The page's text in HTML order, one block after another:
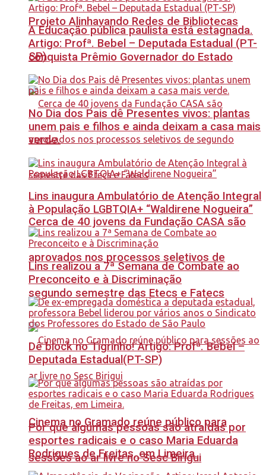
Projeto Alinhavando Redes de Bibliotecas
conquista Prêmio Governador do Estado
Cerca de 40 jovens da Fundação CASA são
aprovados nos processos seletivos de
segundo semestre das Etecs e Fatecs
Cinema no Gramado reúne público para
sessões ao ar livre no Sesc Birigui
A Educação pública paulista está estagnada.
Artigo: Profª. Bebel – Deputada Estadual (PT-
SP)
No Dia dos Pais dê Presentes vivos: plantas
unem pais e filhos e ainda deixam a casa mais
verde.
Lins inaugura Ambulatório de Atenção Integral
à População LGBTQIA+ “Waldirene Nogueira”
Lins realizou a 7ª Semana de Combate ao
Preconceito e à Discriminação
Dê block no Tigrinho! Artigo: Profª. Bebel –
Deputada Estadual(PT-SP)
Por que algumas pessoas são atraídas por
esportes radicais e o caso Maria Eduarda
Rodrigues de Freitas, em Limeira.